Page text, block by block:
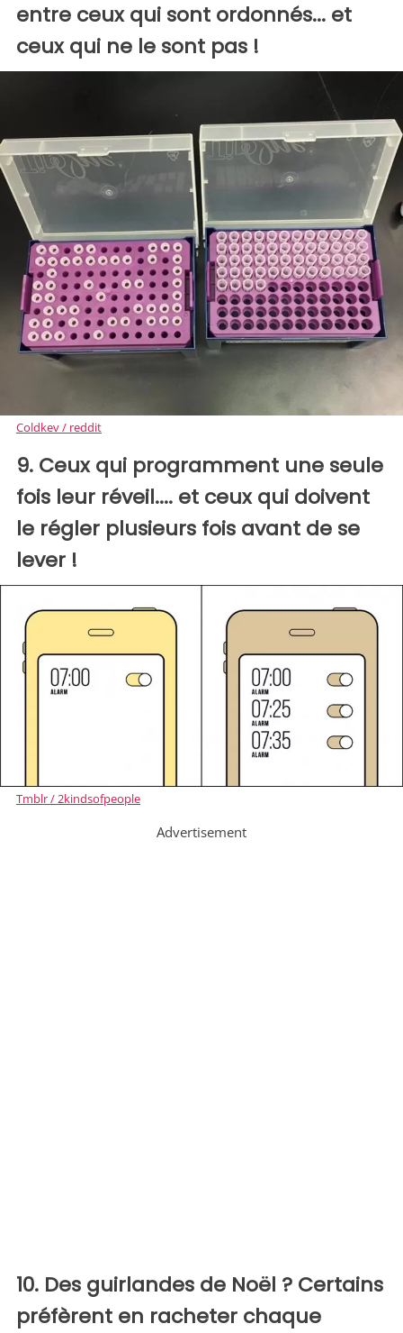
entre ceux qui sont ordonnés... et
ceux qui ne le sont pas !
Coldkev / reddit
9. Ceux qui programment une seule
fois leur réveil.... et ceux qui doivent
le régler plusieurs fois avant de se
lever !
Tmblr / 2kindsofpeople
Advertisement
10. Des guirlandes de Noël ? Certains
préfèrent en racheter chaque